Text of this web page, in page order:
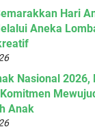
Hari
Aneka
Nasional 2026,
Anak